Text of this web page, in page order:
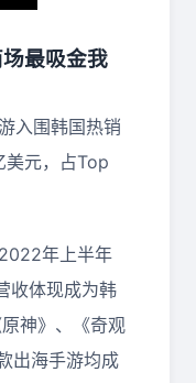
场最吸金我
入围韩国热销
美元，占Top
年上半年
收体现成为韩
神》、《奇观
出海手游均成